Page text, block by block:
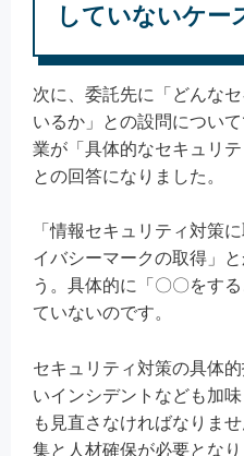
していないケー
次に、委託先に「どんな
いるか」との設問につい
業が「具体的なセキュリ
との回答になりました。
「情報セキュリティ対策
イバシーマークの取得」
う。具体的に「〇〇をす
ていないのです。
セキュリティ対策の具体
いインシデントなども加
も見直さなければなりま
集と人材確保が必要とな